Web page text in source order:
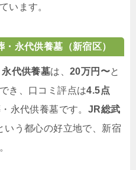
います。
永代供養墓（新宿区）
代供養墓は、20万円〜と
き、口コミ評点は4.5点
永代供養墓です。 JR総武
いう都心の好立地で、新宿